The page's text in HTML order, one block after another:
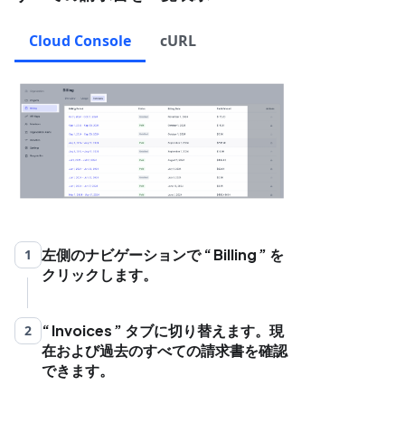
Cloud Console cURL
1 左側のナビゲーションで Billing
を
クリックします。
2 Invoices
タブに切り替えます。現
在および過去のすべての請求書を確認
できます。